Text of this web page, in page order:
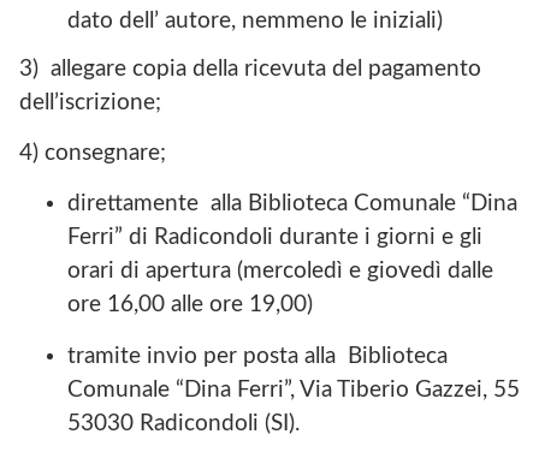
dato dell’ autore, nemmeno le iniziali)
3) allegare copia della ricevuta del pagamento
dell’iscrizione;
4) consegnare;
direttamente alla Biblioteca Comunale “Dina
Ferri” di Radicondoli durante i giorni e gli
orari di apertura (mercoledì e giovedì dalle
ore 16,00 alle ore 19,00)
tramite invio per posta alla Biblioteca
Comunale “Dina Ferri”, Via Tiberio Gazzei, 55
53030 Radicondoli (SI).